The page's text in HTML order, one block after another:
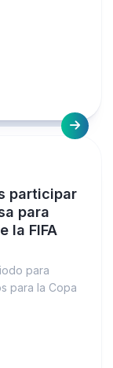
participar
para
la FIFA
para
para la Copa